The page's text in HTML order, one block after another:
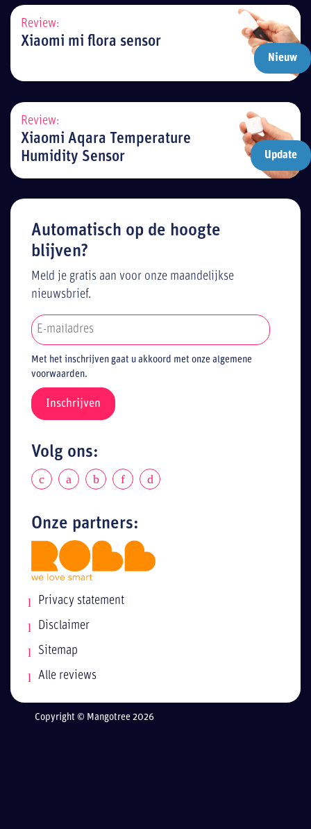
Nieuw
Review:
Xiaomi mi flora sensor
Update
Review:
Xiaomi Aqara Temperature
Humidity Sensor
Automatisch op de hoogte
blijven?
Meld je gratis aan voor onze maandelijkse
nieuwsbrief.
Met het inschrijven gaat u akkoord met onze algemene
voorwaarden.
Volg ons:
Onze partners:
Privacy statement
Disclaimer
Sitemap
Alle reviews
Copyright © Mangotree 2026